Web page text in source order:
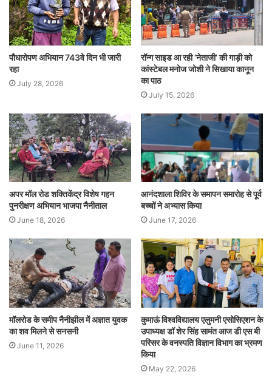
पौधारोपण अभियान 743वे दिन भी जारी
रहा
July 28, 2026
रॉन्ग साइड आ रही ‘नेताजी’ की गाड़ी को
कांस्टेबल मनोज जोशी ने सिखाया कानून
का पाठ
July 15, 2026
अपर मॉल रोड शक्तिकेंद्र विशेष गहन
पुनरीक्षण अभियान भाजपा नैनीताल
June 18, 2026
आनंदशाला शिविर के समापन समारोह से पूर्व
बच्चों ने अभ्यास किया
June 17, 2026
मॉलरोड के समीप नैनीझील में अज्ञात युवक
का शव मिलने से सनसनी
June 11, 2026
कुमाऊं विश्वविद्यालय एलुमनी एसोसिएशन के
उपाध्यक्ष डॉ शेर सिंह सामंत आज डी एस बी
परिसर के वनस्पति विज्ञान विभाग का भ्रमण
किया
May 22, 2026